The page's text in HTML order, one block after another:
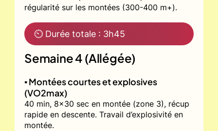
régularité sur les montées (300-400 m+).
⏲ Durée totale : 3h45
Semaine 4 (Allégée)
▪️ Montées courtes et explosives
(VO2max)
40 min, 8x30 sec en montée (zone 3), récup
rapide en descente. Travail d’explosivité en
montée.